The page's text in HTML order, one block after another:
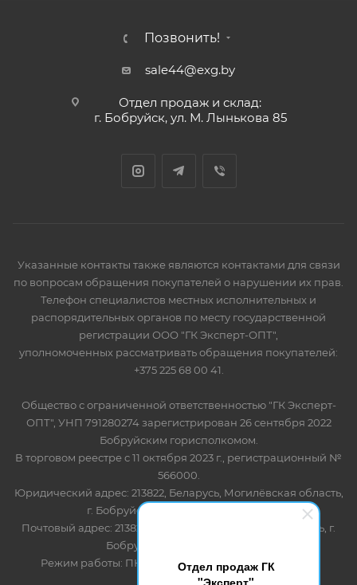
Отдел продаж ГК
"Эксперт"
Позвонить!
sale44@exg.by
Отдел продаж и склад:
г. Бобруйск, ул. М. Лынькова 85
Указанные контакты также являются контактами для связи
по вопросам обращения покупателей о нарушении их прав.
Телефон специалистов местных исполнительных и
распорядительных органов по месту государственной
регистрации ООО "ГК Эксперт-ОПТ",
уполномоченных рассматривать обращения покупателей:
+375 225 68 00 41.
Общество с ограниченной ответственностью "ГК Эксперт-
ОПТ", УНП 791280274 зарегистрирован 26 сентября 2022
Бобруйским горисполкомом.
В торговом реестре с 11 октября 2023 г., регистрационный №
566000.
Юридический адрес: 213822, Беларусь, Могилёвская область,
г. Бобруйск, ул. Лынькова 85 пом 7
Почтовый адрес: 213822, Беларусь, Могилёвская область, г.
Бобруйск, ул. Лынькова, 85
Режим работы: ПН-ПТ 8.30-17.00, СБ-ВС - выходной